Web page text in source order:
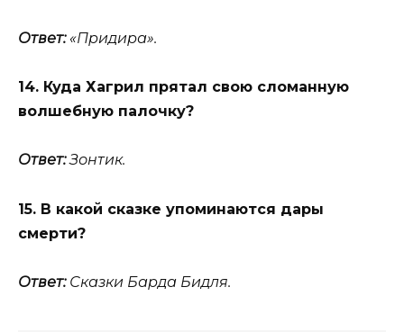
Ответ:«Придира».
14. Куда Хагрил прятал свою сломанную
волшебную палочку?
Ответ:Зонтик.
15. В какой сказке упоминаются дары
смерти?
Ответ:Сказки Барда Бидля.